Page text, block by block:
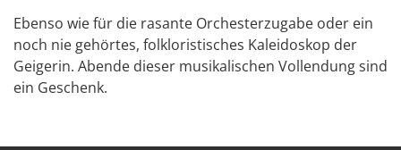
Ebenso wie für die rasante Orchesterzugabe oder ein
noch nie gehörtes, folkloristisches Kaleidoskop der
Geigerin. Abende dieser musikalischen Vollendung sind
ein Geschenk.